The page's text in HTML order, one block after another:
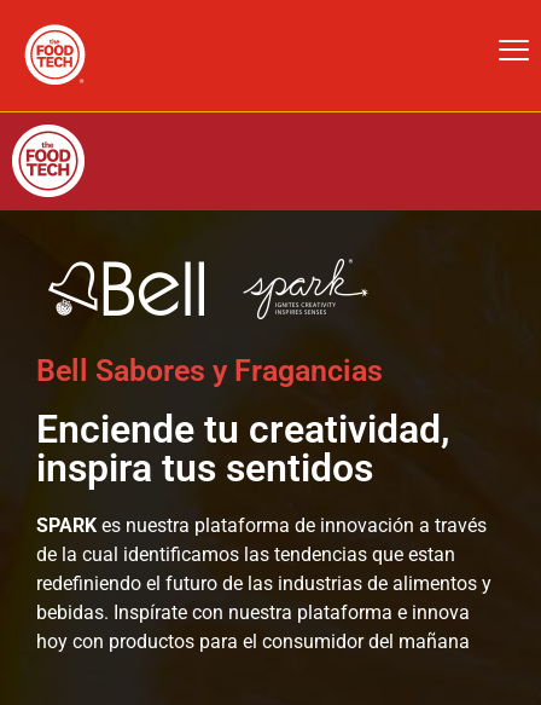
Bell Sabores y Fragancias
Enciende tu creatividad,
inspira tus sentidos
SPARK es nuestra plataforma de innovación a través
de la cual identificamos las tendencias que estan
redefiniendo el futuro de las industrias de alimentos y
bebidas. Inspírate con nuestra plataforma e innova
hoy con productos para el consumidor del mañana